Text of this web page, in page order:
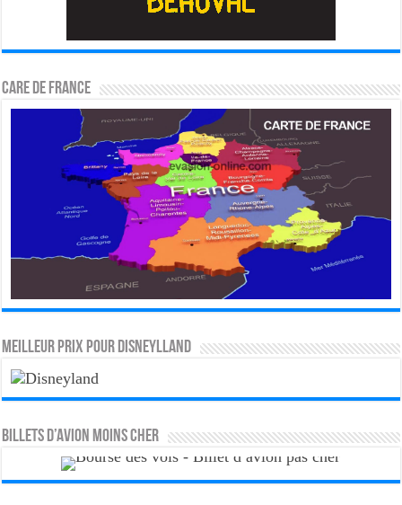
CARE DE FRANCE
MEILLEUR PRIX POUR DISNEYLLAND
Billets d’avion moins cher